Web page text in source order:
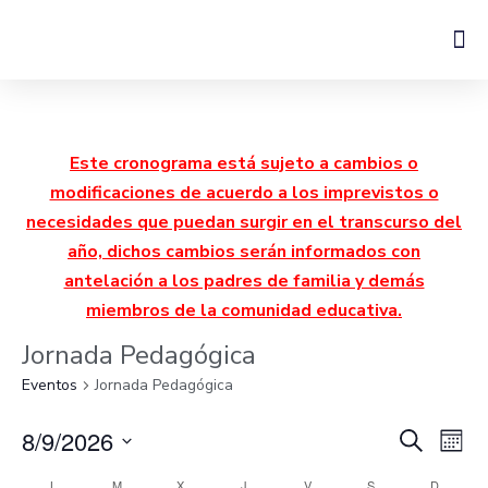
Este cronograma está sujeto a cambios o
modificaciones de acuerdo a los imprevistos o
necesidades que puedan surgir en el transcurso del
año, dichos cambios serán informados con
antelación a los padres de familia y demás
miembros de la comunidad educativa.
Jornada Pedagógica
Eventos Jornada Pedagógica
BuscarMes
8/9/2026